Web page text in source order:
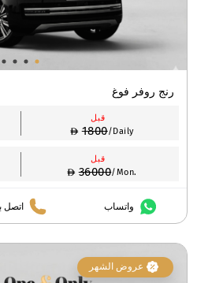
رنج روفر فوغ
قبل
1800/Daily
قبل
36000/Mon.
واتساب اتصل
عروض الشهر